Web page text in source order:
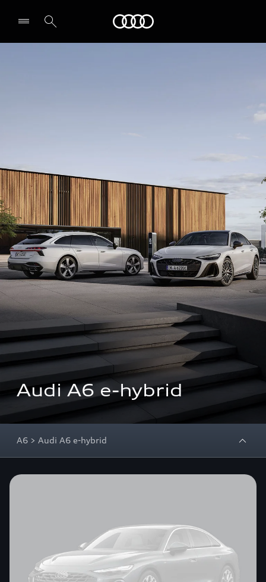
Audi A6 e-hybrid
A6 > Audi A6 e-hybrid